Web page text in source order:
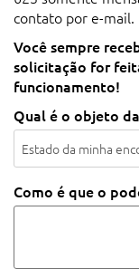
contato por e-mail.
Você sempre
solicitação for
funcionamento!
Qual é o objeto
Como é que o